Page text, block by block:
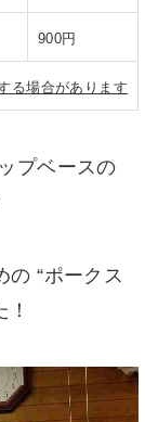
900円
る場合があります
プベースの
の “ポークス